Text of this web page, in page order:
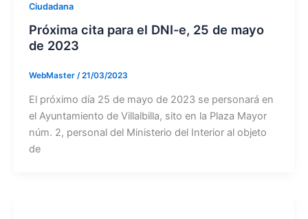
Ciudadana
Próxima cita para el DNI-e, 25 de mayo
de 2023
WebMaster /21/03/2023
El próximo día 25 de mayo de 2023 se personará en
el Ayuntamiento de Villalbilla, sito en la Plaza Mayor
núm. 2, personal del Ministerio del Interior al objeto
de